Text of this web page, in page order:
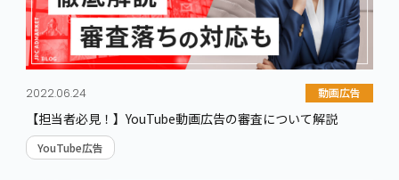
2022.06.24 動画広告
【担当者必見！】YouTube動画広告の審査について解説
YouTube広告